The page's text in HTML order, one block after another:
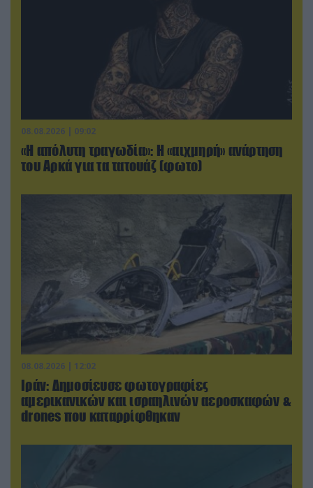
08.08.2026 | 09:02
«Η απόλυτη τραγωδία»: Η «αιχμηρή» ανάρτηση
του Αρκά για τα τατουάζ (φωτο)
08.08.2026 | 12:02
Ιράν: Δημοσίευσε φωτογραφίες
αμερικανικών και ισραηλινών αεροσκαφών &
drones που καταρρίφθηκαν